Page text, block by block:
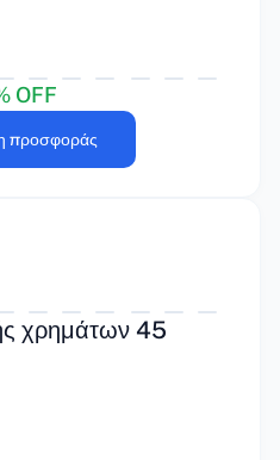
OFF
προσφοράς
χρημάτων 45